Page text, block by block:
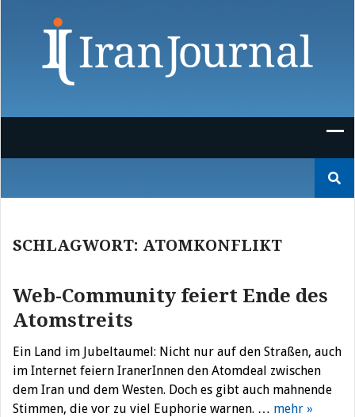
nach:
SCHLAGWORT: ATOMKONFLIKT
Web-Community feiert Ende des
Atomstreits
Ein Land im Jubeltaumel: Nicht nur auf den Straßen, auch
im Internet feiern IranerInnen den Atomdeal zwischen
dem Iran und dem Westen. Doch es gibt auch mahnende
Stimmen, die vor zu viel Euphorie warnen. … mehr »